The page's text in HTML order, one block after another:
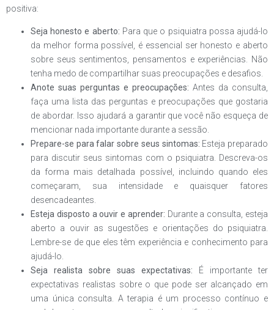
positiva:
Seja honesto e aberto: Para que o psiquiatra possa ajudá-lo
da melhor forma possível, é essencial ser honesto e aberto
sobre seus sentimentos, pensamentos e experiências. Não
tenha medo de compartilhar suas preocupações e desafios.
Anote suas perguntas e preocupações: Antes da consulta,
faça uma lista das perguntas e preocupações que gostaria
de abordar. Isso ajudará a garantir que você não esqueça de
mencionar nada importante durante a sessão.
Prepare-se para falar sobre seus sintomas: Esteja preparado
para discutir seus sintomas com o psiquiatra. Descreva-os
da forma mais detalhada possível, incluindo quando eles
começaram, sua intensidade e quaisquer fatores
desencadeantes.
Esteja disposto a ouvir e aprender: Durante a consulta, esteja
aberto a ouvir as sugestões e orientações do psiquiatra.
Lembre-se de que eles têm experiência e conhecimento para
ajudá-lo.
Seja realista sobre suas expectativas: É importante ter
expectativas realistas sobre o que pode ser alcançado em
uma única consulta. A terapia é um processo contínuo e